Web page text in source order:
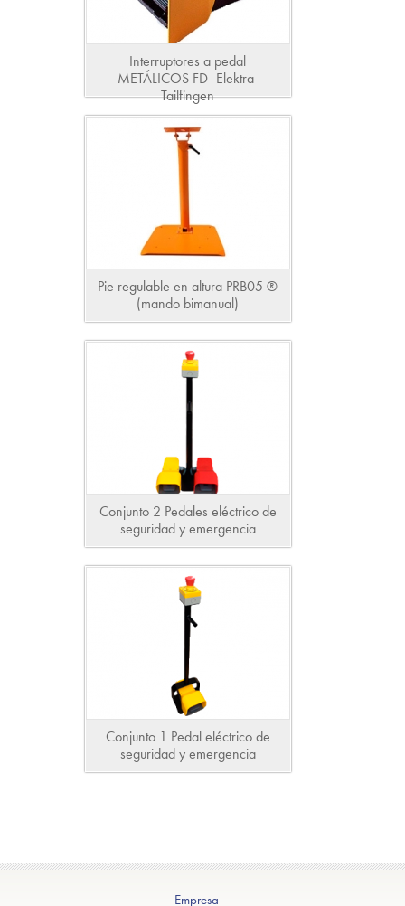
Interruptores a pedal
METÁLICOS FD- Elektra-
Tailfingen
Pie regulable en altura PRB05 ®
(mando bimanual)
Conjunto 2 Pedales eléctrico de
seguridad y emergencia
Conjunto 1 Pedal eléctrico de
seguridad y emergencia
Empresa